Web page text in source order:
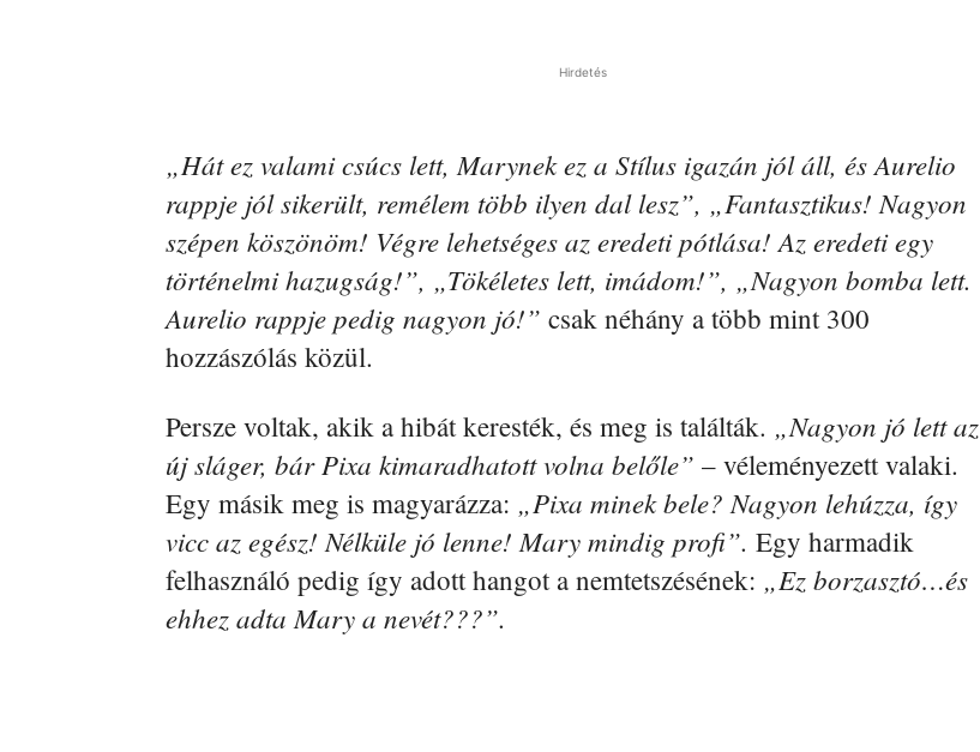
Hirdetés
„Hát ez valami csúcs lett, Marynek ez a Stílus igazán jól áll, és Aurelio
rappje jól sikerült, remélem több ilyen dal lesz”, „Fantasztikus! Nagyon
szépen köszönöm! Végre lehetséges az eredeti pótlása! Az eredeti egy
történelmi hazugság!”, „Tökéletes lett, imádom!”, „Nagyon bomba lett.
Aurelio rappje pedig nagyon jó!” csak néhány a több mint 300
hozzászólás közül.
Persze voltak, akik a hibát keresték, és meg is találták. „Nagyon jó lett az
új sláger, bár Pixa kimaradhatott volna belőle” – véleményezett valaki.
Egy másik meg is magyarázza: „Pixa minek bele? Nagyon lehúzza, így
vicc az egész! Nélküle jó lenne! Mary mindig profi”. Egy harmadik
felhasználó pedig így adott hangot a nemtetszésének: „Ez borzasztó…és
ehhez adta Mary a nevét???”.